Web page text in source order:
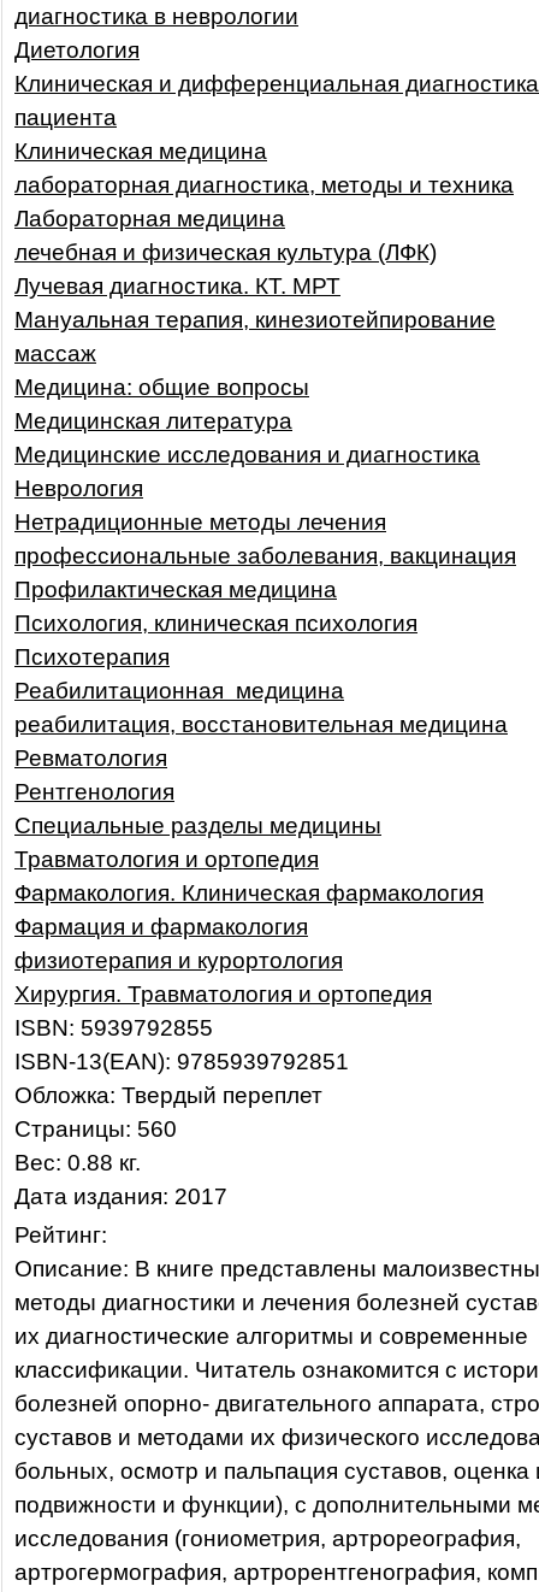
диагностика в неврологии
Диетология
Клиническая и дифференциальная
пациента
Клиническая медицина
лабораторная диагностика, методы и техника
Лабораторная медицина
лечебная и физическая культура (ЛФК)
Лучевая диагностика. КТ. МРТ
Мануальная терапия, кинезиотейпирование
массаж
Медицина: общие вопросы
Медицинская литература
Медицинские исследования и диагностика
Неврология
Нетрадиционные методы лечения
профессиональные заболевания, вакцинация
Профилактическая медицина
Психология, клиническая психология
Психотерапия
Реабилитационная медицина
реабилитация, восстановительная медицина
Ревматология
Рентгенология
Специальные разделы медицины
Травматология и ортопедия
Фармакология. Клиническая фармакология
Фармация и фармакология
физиотерапия и курортология
Хирургия. Травматология и ортопедия
ISBN: 5939792855
ISBN-13(EAN): 9785939792851
Обложка: Твердый переплет
Страницы: 560
Вес: 0.88 кг.
Дата издания: 2017
Рейтинг:
Описание: В книге представлены
методы диагностики и лечения болезней
их диагностические алгоритмы и современные
классификации. Читатель ознакомится с
болезней опорно- двигательного аппарата,
суставов и методами их физического
больных, осмотр и пальпация суставов, оценка
подвижности и функции), с дополнительными
исследования (гониометрия, артрореография,
артрогермография, артрорентгенография,